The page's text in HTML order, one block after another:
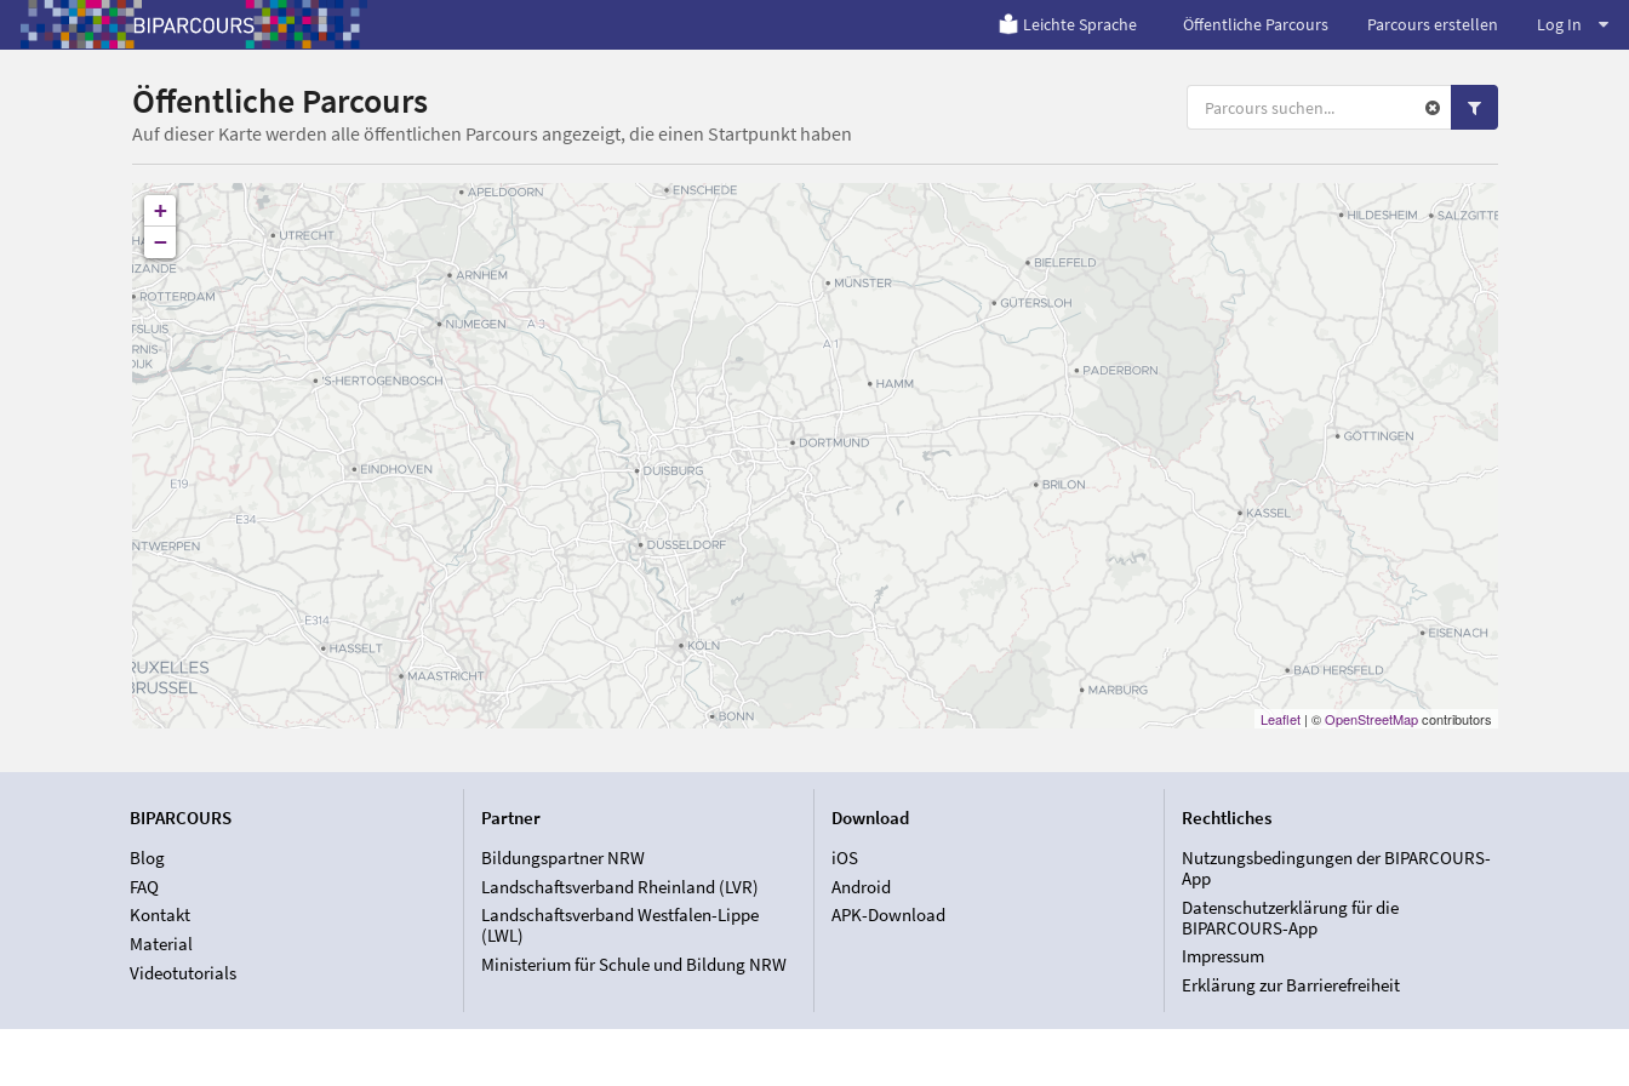
Leichte Sprache Öffentliche Parcours Parcours erstellen Log In
Öffentliche Parcours
Auf dieser Karte werden alle öffentlichen Parcours angezeigt, die einen Startpunkt haben
+
−
Leaflet| ©OpenStreetMapcontributors
BIPARCOURS
Blog
FAQ
Kontakt
Material
Videotutorials
Partner
Bildungspartner NRW
Landschaftsverband Rheinland (LVR)
Landschaftsverband Westfalen-Lippe
(LWL)
Ministerium für Schule und Bildung NRW
Download
iOS
Android
APK-Download
Rechtliches
Nutzungsbedingungen der BIPARCOURS-
App
Datenschutzerklärung für die
BIPARCOURS-App
Impressum
Erklärung zur Barrierefreiheit